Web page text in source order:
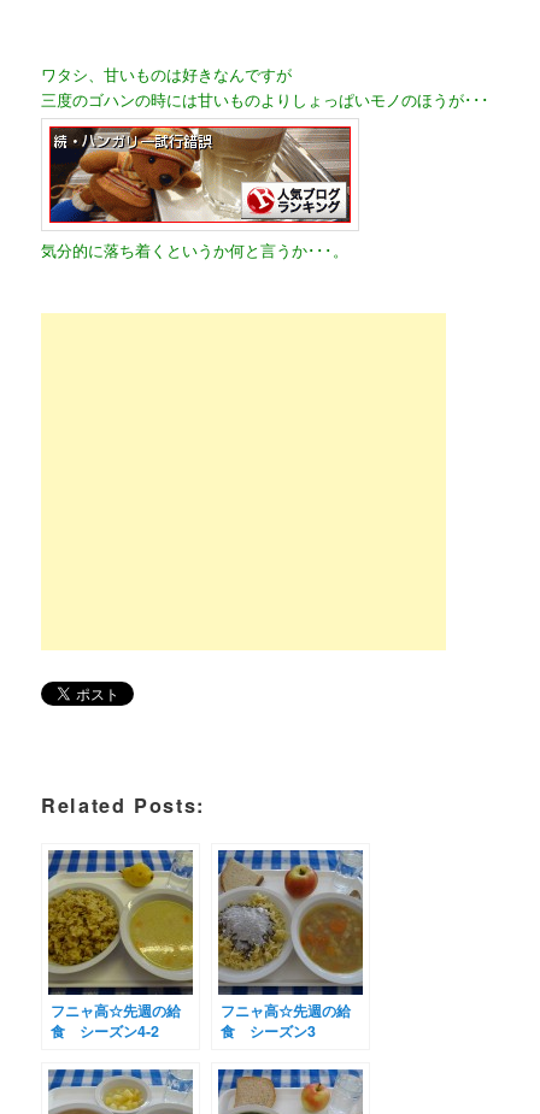
ワタシ、甘いものは好きなんですが
三度のゴハンの時には甘いものよりしょっぱいモノのほうが･･･
気分的に落ち着くというか何と言うか･･･。
Related Posts:
フニャ高☆先週の給
食 シーズン4-2
フニャ高☆先週の給
食 シーズン3